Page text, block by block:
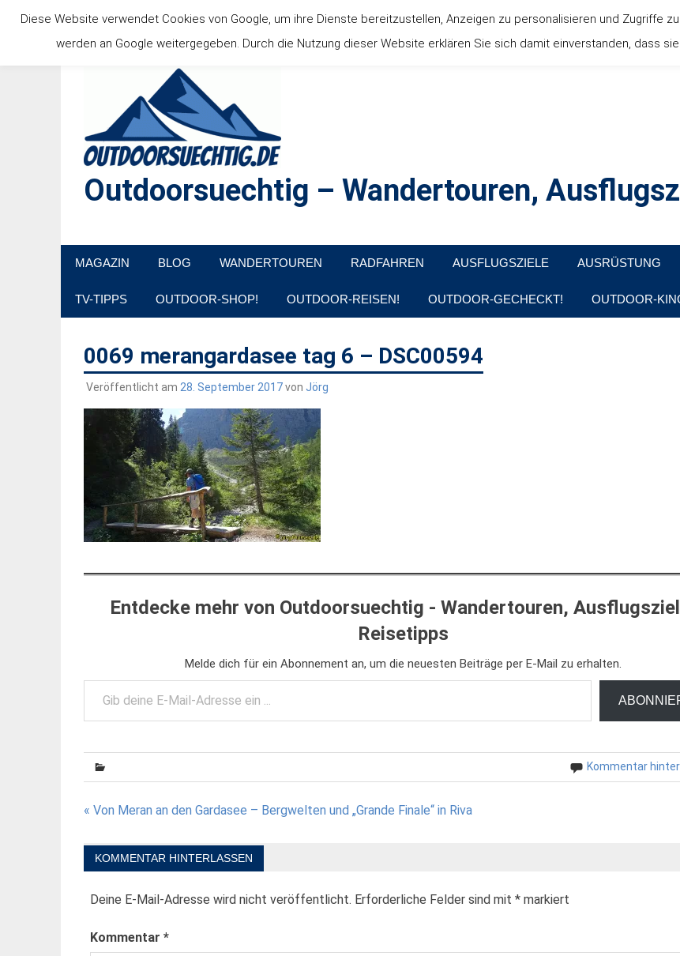
Inhalt
springen
Outdoorsuechtig – Wandertouren,
MAGAZIN BLOG WANDERTOUREN RADFAHREN AUSFLUGSZIELE AUSRÜSTUNG
TV-TIPPS OUTDOOR-SHOP! OUTDOOR-REISEN! OUTDOOR-GECHECKT! OUTDOOR-
0069 merangardasee tag 6 – DSC00594
Veröffentlicht am 28. September 2017von Jörg
Entdecke mehr von Outdoorsuechtig - Wandertouren,
Reisetipps
Melde dich für ein Abonnement an, um die neuesten Beiträge per E-Mail zu erhalten.
Gib deine E-Mail-Adresse ein ...
Kommentar
Beitragsnavigation
« Von Meran an den Gardasee – Bergwelten und „Grande Finale“ in Riva
KOMMENTAR HINTERLASSEN
Deine E-Mail-Adresse wird nicht veröffentlicht. Erforderliche Felder sind mit *markiert
Kommentar *
Diese Website verwendet Cookies von Google, um ihre Dienste bereitzustellen, Anzeigen zu personalisieren und Zugriffe
werden an Google weitergegeben. Durch die Nutzung dieser Website erklären Sie sich damit einverstanden, dass